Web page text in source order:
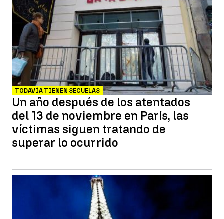
TODAVÍA TIENEN SECUELAS
Un año después de los atentados
del 13 de noviembre en París, las
víctimas siguen tratando de
superar lo ocurrido